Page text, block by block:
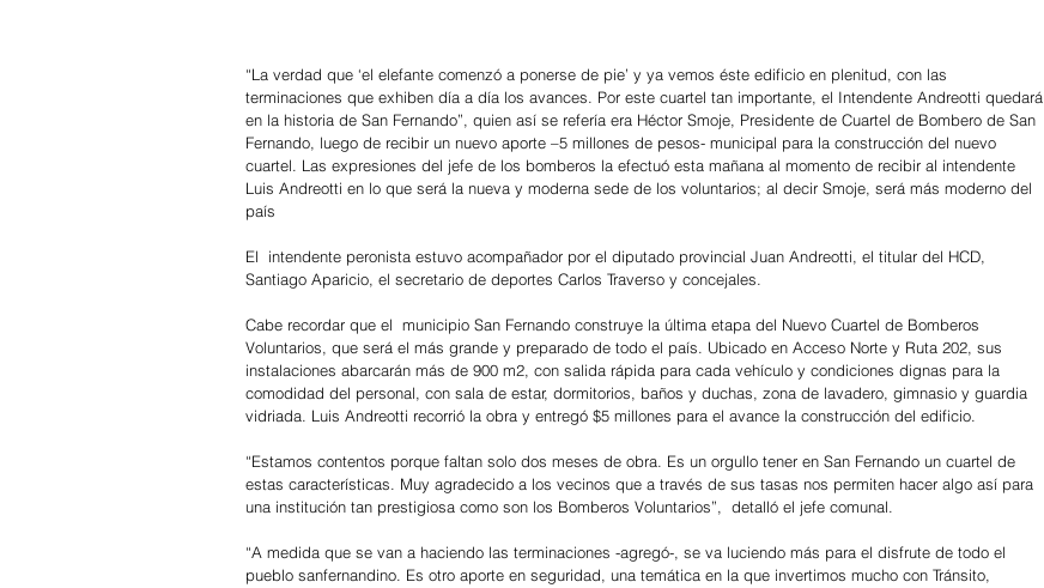
“La verdad que ‘el elefante comenzó a ponerse de pie’ y ya vemos éste edificio en plenitud, con las
terminaciones que exhiben día a día los avances. Por este cuartel tan importante, el Intendente Andreotti quedará
en la historia de San Fernando”, quien así se refería era Héctor Smoje, Presidente de Cuartel de Bombero de San
Fernando, luego de recibir un nuevo aporte –5 millones de pesos- municipal para la construcción del nuevo
cuartel. Las expresiones del jefe de los bomberos la efectuó esta mañana al momento de recibir al intendente
Luis Andreotti en lo que será la nueva y moderna sede de los voluntarios; al decir Smoje, será más moderno del
país
El  intendente peronista estuvo acompañador por el diputado provincial Juan Andreotti, el titular del HCD,
Santiago Aparicio, el secretario de deportes Carlos Traverso y concejales.
Cabe recordar que el  municipio San Fernando construye la última etapa del Nuevo Cuartel de Bomberos
Voluntarios, que será el más grande y preparado de todo el país. Ubicado en Acceso Norte y Ruta 202, sus
instalaciones abarcarán más de 900 m2, con salida rápida para cada vehículo y condiciones dignas para la
comodidad del personal, con sala de estar, dormitorios, baños y duchas, zona de lavadero, gimnasio y guardia
vidriada. Luis Andreotti recorrió la obra y entregó $5 millones para el avance la construcción del edificio.
“Estamos contentos porque faltan solo dos meses de obra. Es un orgullo tener en San Fernando un cuartel de
estas características. Muy agradecido a los vecinos que a través de sus tasas nos permiten hacer algo así para
una institución tan prestigiosa como son los Bomberos Voluntarios”,  detalló el jefe comunal.
“A medida que se van a haciendo las terminaciones -agregó-, se va luciendo más para el disfrute de todo el
pueblo sanfernandino. Es otro aporte en seguridad, una temática en la que invertimos mucho con Tránsito,